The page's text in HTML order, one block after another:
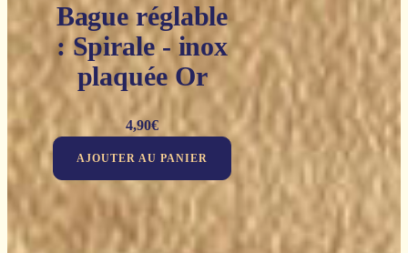
Bague réglable
: Spirale - inox
plaquée Or
4,90€
AJOUTER AU PANIER